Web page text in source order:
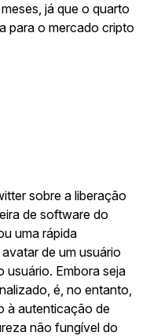
já que o quarto
para o mercado cripto
sobre a liberação
de software do
uma rápida
de um usuário
usuário. Embora seja
é, no entanto,
à autenticação de
não fungível do